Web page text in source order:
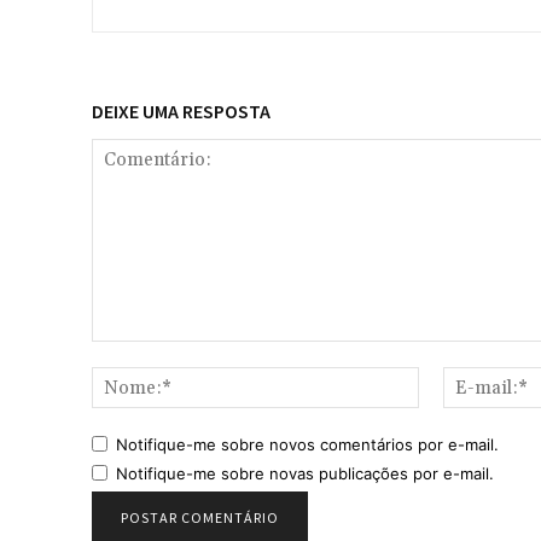
DEIXE UMA RESPOSTA
Nome:*
Notifique-me sobre novos comentários por e-mail.
Notifique-me sobre novas publicações por e-mail.